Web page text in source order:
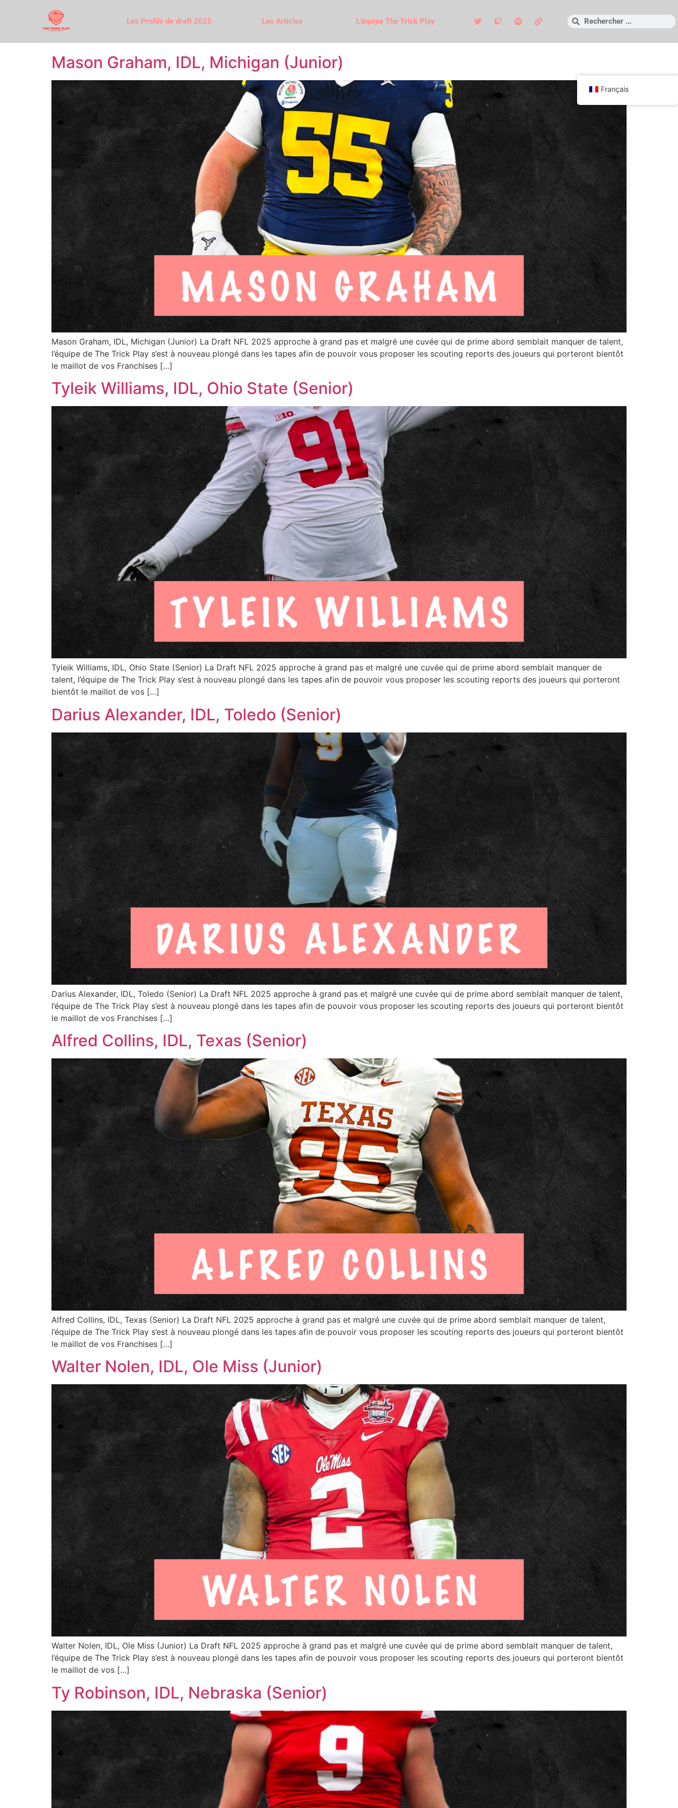
Les Profils de draft 2025 Les Articles L'équipe The Trick Play
Mason Graham, IDL, Michigan (Junior)
Mason Graham, IDL, Michigan (Junior) La Draft NFL 2025 approche à grand pas et malgré une cuvée qui de prime abord semblait manquer de talent,
l’équipe de The Trick Play s’est à nouveau plongé dans les tapes afin de pouvoir vous proposer les scouting reports des joueurs qui porteront bientôt
le maillot de vos Franchises […]
Tyleik Williams, IDL, Ohio State (Senior)
Tyleik Williams, IDL, Ohio State (Senior) La Draft NFL 2025 approche à grand pas et malgré une cuvée qui de prime abord semblait manquer de
talent, l’équipe de The Trick Play s’est à nouveau plongé dans les tapes afin de pouvoir vous proposer les scouting reports des joueurs qui porteront
bientôt le maillot de vos […]
Darius Alexander, IDL, Toledo (Senior)
Darius Alexander, IDL, Toledo (Senior) La Draft NFL 2025 approche à grand pas et malgré une cuvée qui de prime abord semblait manquer de talent,
l’équipe de The Trick Play s’est à nouveau plongé dans les tapes afin de pouvoir vous proposer les scouting reports des joueurs qui porteront bientôt
le maillot de vos Franchises […]
Alfred Collins, IDL, Texas (Senior)
Alfred Collins, IDL, Texas (Senior) La Draft NFL 2025 approche à grand pas et malgré une cuvée qui de prime abord semblait manquer de talent,
l’équipe de The Trick Play s’est à nouveau plongé dans les tapes afin de pouvoir vous proposer les scouting reports des joueurs qui porteront bientôt
le maillot de vos Franchises […]
Walter Nolen, IDL, Ole Miss (Junior)
Walter Nolen, IDL, Ole Miss (Junior) La Draft NFL 2025 approche à grand pas et malgré une cuvée qui de prime abord semblait manquer de talent,
l’équipe de The Trick Play s’est à nouveau plongé dans les tapes afin de pouvoir vous proposer les scouting reports des joueurs qui porteront bientôt
le maillot de vos […]
Ty Robinson, IDL, Nebraska (Senior)
Français